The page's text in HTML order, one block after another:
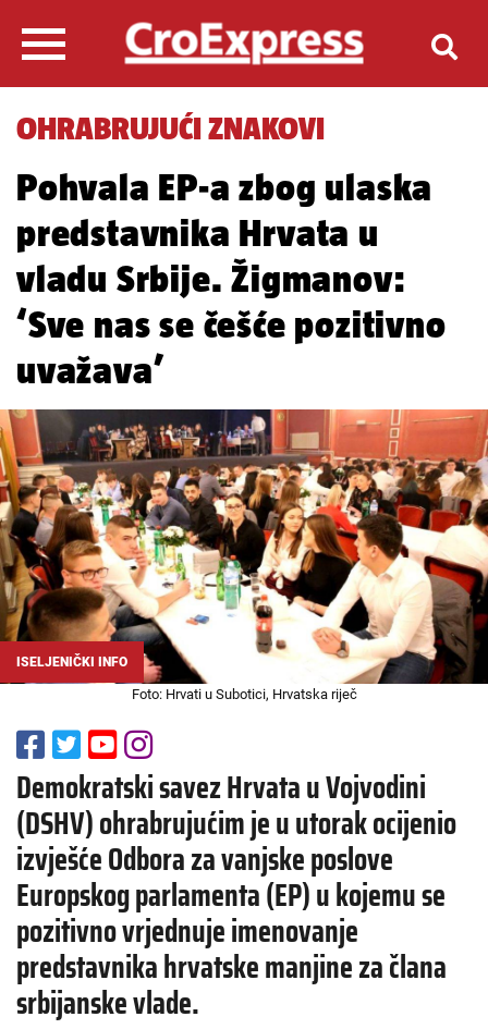
OHRABRUJUĆI ZNAKOVI
Pohvala EP-a zbog ulaska
predstavnika Hrvata u
vladu Srbije. Žigmanov:
‘Sve nas se češće pozitivno
uvažava’
ISELJENIČKI INFO
Foto: Hrvati u Subotici, Hrvatska riječ
Demokratski savez Hrvata u Vojvodini
(DSHV) ohrabrujućim je u utorak ocijenio
izvješće Odbora za vanjske poslove
Europskog parlamenta (EP) u kojemu se
pozitivno vrjednuje imenovanje
predstavnika hrvatske manjine za člana
srbijanske vlade.